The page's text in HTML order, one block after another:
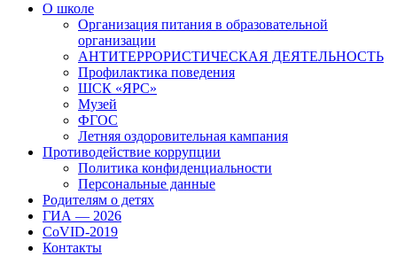
О школе
Организация питания в образовательной
организации
АНТИТЕРРОРИСТИЧЕСКАЯ ДЕЯТЕЛЬНОСТЬ
Профилактика поведения
ШСК «ЯРС»
Музей
ФГОС
Летняя оздоровительная кампания
Противодействие коррупции
Политика конфиденциальности
Персональные данные
Родителям о детях
ГИА — 2026
CoVID-2019
Контакты